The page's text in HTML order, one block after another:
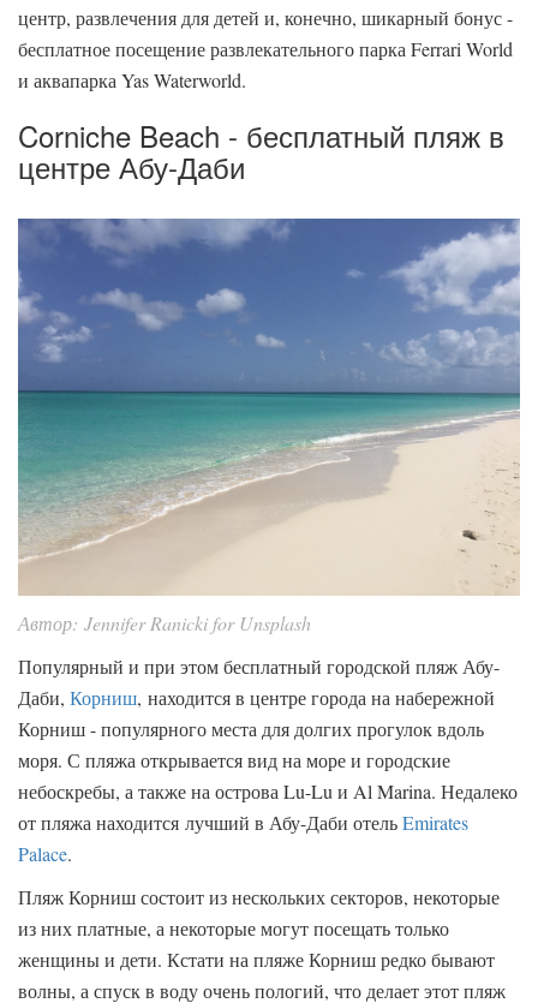
центр, развлечения для детей и, конечно, шикарный бонус -
бесплатное посещение развлекательного парка Ferrari World
и аквапарка Yas Waterworld.
Corniche Beach - бесплатный пляж в
центре Абу-Даби
Автор: Jennifer Ranicki for Unsplash
Популярный и при этом бесплатный городской пляж Абу-
Даби, Корниш, находится в центре города на набережной
Корниш - популярного места для долгих прогулок вдоль
моря. С пляжа открывается вид на море и городские
небоскребы, а также на острова Lu-Lu и Al Marina. Недалеко
от пляжа находится лучший в Абу-Даби отельEmirates
Palace.
Пляж Корниш состоит из нескольких секторов, некоторые
из них платные, а некоторые могут посещать только
женщины и дети. Кстати на пляже Корниш редко бывают
волны, а спуск в воду очень пологий, что делает этот пляж